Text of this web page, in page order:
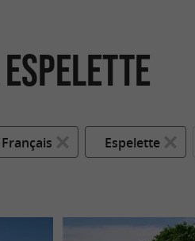
Espelette